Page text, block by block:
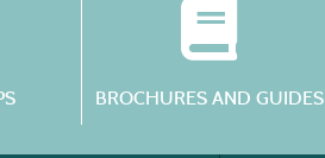
BROCHURES AND GUIDES